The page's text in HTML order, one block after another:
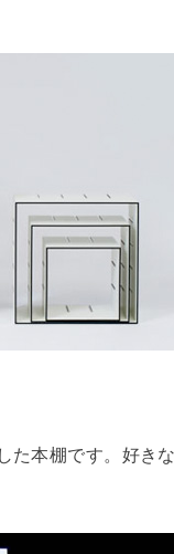
た本棚です。好き